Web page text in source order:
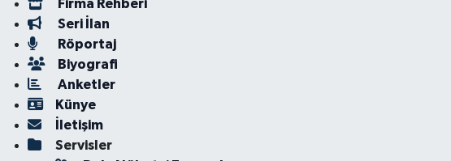
Firma Rehberi
Seri İlan
Röportaj
Biyografi
Anketler
Künye
İletişim
Servisler